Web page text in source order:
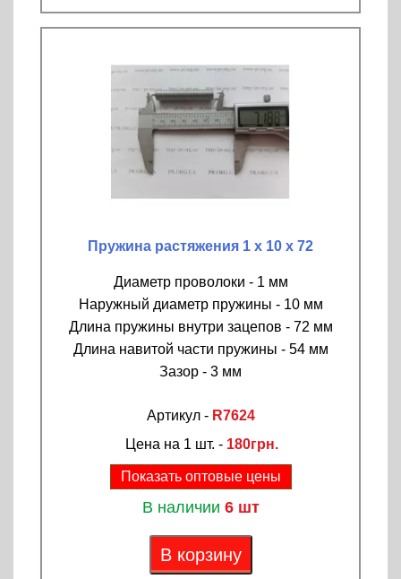
Пружина растяжения 1 х 10 х 72
Диаметр проволоки - 1 мм
Наружный диаметр пружины - 10 мм
Длина пружины внутри зацепов - 72 мм
Длина навитой части пружины - 54 мм
Зазор - 3 мм
Артикул - R7624
Цена на 1 шт. - 180грн.
Показать оптовые цены
В наличии 6 шт
В корзину